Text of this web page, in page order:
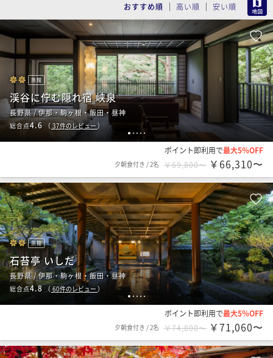
おすすめ順 高い順 安い順
1 2 3 4 5
旅館
渓谷に佇む隠れ宿 峡泉
長野県 / 伊那・駒ヶ根・飯田・昼神
総合点4.6 （ 37件のレビュー）
ポイント即利用で最大5％OFF
夕朝食付き /2名 ￥69,800〜 ￥66,310〜
1 2 34 5
旅館
石苔亭 いしだ
長野県 / 伊那・駒ヶ根・飯田・昼神
総合点4.8 （60件のレビュー ）
ポイント即利用で最大5％OFF
夕朝食付き /2名 ￥74,800〜 ￥71,060〜